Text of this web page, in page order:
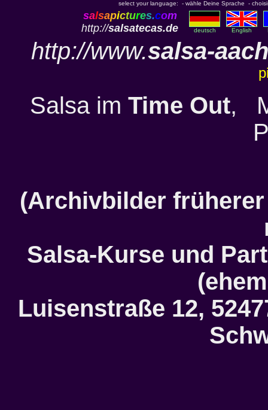
select your language: - wähle Deine Sprache -
salsapictures.com
http://salsatecas.de deutsch English
http://www.salsa-
Salsa im Time Out,
(Archivbilder
Salsa-Kurse und
Luisenstraße 12,